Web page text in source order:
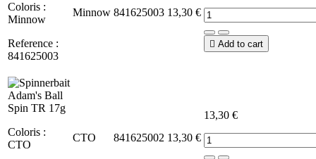
Coloris :
Minnow
Reference :
841625003
Minnow 841625003 13,30 €
 Add to cart
Coloris :
CTO
CTO 841625002 13,30 €
13,30 €